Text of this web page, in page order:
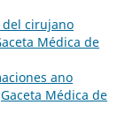
del cirujano
Médica de
ano
Gaceta Médica de